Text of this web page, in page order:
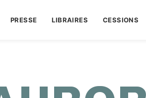
PRESSE LIBRAIRES CESSIONS